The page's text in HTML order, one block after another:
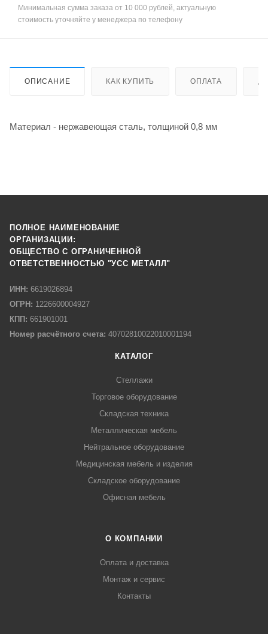
Минимальная сумма заказа от 10 000 рублей, актуальную
стоимость уточняйте у менеджера по телефону
ОПИСАНИЕ КАК КУПИТЬ ОПЛАТА
Материал - нержавеющая сталь, толщиной 0,8 мм
ПОЛНОЕ НАИМЕНОВАНИЕ
ОРГАНИЗАЦИИ:
ОБЩЕСТВО С ОГРАНИЧЕННОЙ
ОТВЕТСТВЕННОСТЬЮ "УСС МЕТАЛЛ"
ИНН: 6619026894
ОГРН: 1226600004927
КПП: 661901001
Номер расчётного счета: 40702810022010001194
КАТАЛОГ
Стеллажи
Торговое оборудование
Складская техника
Металлическая мебель
Нейтральное оборудование
Медицинская мебель и изделия
Складское оборудование
Офисная мебель
О КОМПАНИИ
Оплата и доставка
Монтаж и сервис
Контакты